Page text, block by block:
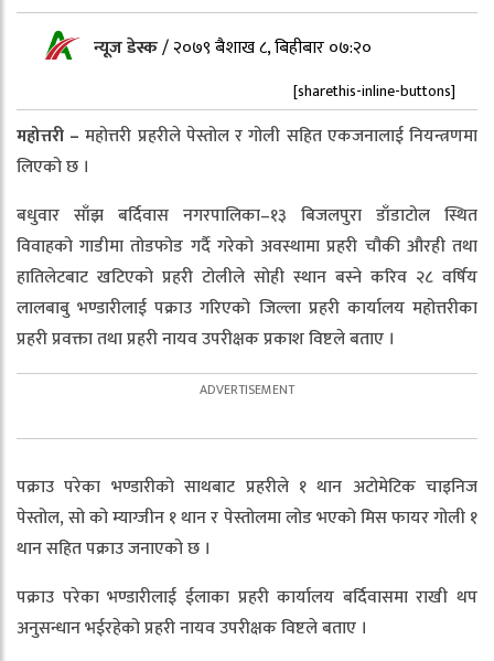
न्यूज डेस्क/२०७९ बैशाख ८, बिहीबार ०७:२०
[sharethis-inline-buttons]
महोत्तरी – महोत्तरी प्रहरीले पेस्तोल र गोली सहित एकजनालाई नियन्त्रणमा
लिएको छ ।
बधुवार साँझ बर्दिवास नगरपालिका–१३ बिजलपुरा डाँडाटोल स्थित
विवाहको गाडीमा तोडफोड गर्दै गरेको अवस्थामा प्रहरी चौकी औरही तथा
हातिलेटबाट खटिएको प्रहरी टोलीले सोही स्थान बस्ने करिव २८ वर्षिय
लालबाबु भण्डारीलाई पक्राउ गरिएको जिल्ला प्रहरी कार्यालय महोत्तरीका
प्रहरी प्रवक्ता तथा प्रहरी नायव उपरीक्षक प्रकाश विष्टले बताए ।
पक्राउ परेका भण्डारीको साथबाट प्रहरीले १ थान अटोमेटिक चाइनिज
पेस्तोल, सो को म्याग्जीन १ थान र पेस्तोलमा लोड भएको मिस फायर गोली १
थान सहित पक्राउ जनाएको छ ।
पक्राउ परेका भण्डारीलाई ईलाका प्रहरी कार्यालय बर्दिवासमा राखी थप
अनुसन्धान भईरहेको प्रहरी नायव उपरीक्षक विष्टले बताए ।